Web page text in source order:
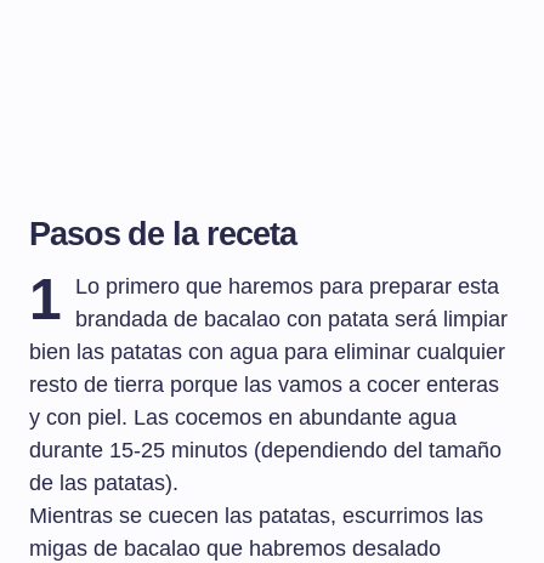
Pasos de la receta
1
Lo primero que haremos para preparar esta
brandada de bacalao con patata será limpiar
bien las patatas con agua para eliminar cualquier
resto de tierra porque las vamos a cocer enteras
y con piel. Las cocemos en abundante agua
durante 15-25 minutos (dependiendo del tamaño
de las patatas).
Mientras se cuecen las patatas, escurrimos las
migas de bacalao que habremos desalado